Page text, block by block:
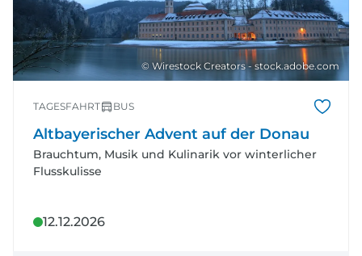
© Wirestock Creators - stock.adobe.com
TAGESFAHRT BUS
Altbayerischer Advent auf der Donau
Brauchtum, Musik und Kulinarik vor winterlicher
Flusskulisse
12.12.2026